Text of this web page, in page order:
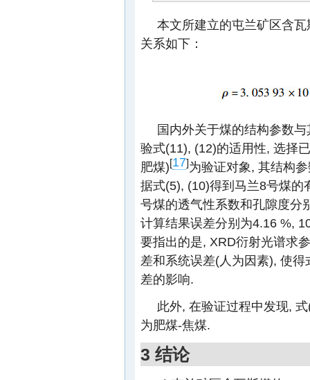
本文所建立的屯兰矿区含
关系如下：
国内外关于煤的结构参数
验式(11), (12)的适用性, 选择
肥煤)[17]为验证对象, 其结构
据式(5), (10)得到马兰8号煤
号煤的透气性系数和孔隙度分
计算结果误差分别为4.16 %,
要指出的是, XRD衍射光谱求
差和系统误差(人为因素), 使
差的影响.
此外, 在验证过程中发现,
为肥煤-焦煤.
3 结论